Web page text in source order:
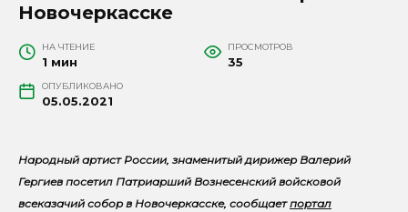
Новочеркасске
НА ЧТЕНИЕ
1 мин
ПРОСМОТРОВ
35
ОПУБЛИКОВАНО
05.05.2021
Народный артист России, знаменитый дирижер Валерий
Гергиев посетил Патриарший Вознесенский войсковой
всеказачий собор в Новочеркасске, сообщаетпортал